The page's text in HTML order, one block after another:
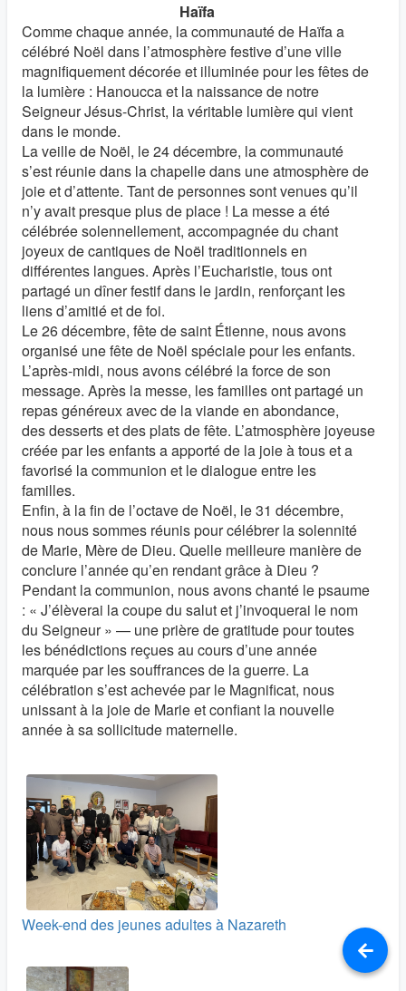
Haïfa
Comme chaque année, la communauté de Haïfa a
célébré Noël dans l’atmosphère festive d’une ville
magnifiquement décorée et illuminée pour les fêtes de
la lumière : Hanoucca et la naissance de notre
Seigneur Jésus-Christ, la véritable lumière qui vient
dans le monde.
La veille de Noël, le 24 décembre, la communauté
s’est réunie dans la chapelle dans une atmosphère de
joie et d’attente. Tant de personnes sont venues qu’il
n’y avait presque plus de place ! La messe a été
célébrée solennellement, accompagnée du chant
joyeux de cantiques de Noël traditionnels en
différentes langues. Après l’Eucharistie, tous ont
partagé un dîner festif dans le jardin, renforçant les
liens d’amitié et de foi.
Le 26 décembre, fête de saint Étienne, nous avons
organisé une fête de Noël spéciale pour les enfants.
L’après-midi, nous avons célébré la force de son
message. Après la messe, les familles ont partagé un
repas généreux avec de la viande en abondance,
des desserts et des plats de fête. L’atmosphère joyeuse
créée par les enfants a apporté de la joie à tous et a
favorisé la communion et le dialogue entre les
familles.
Enfin, à la fin de l’octave de Noël, le 31 décembre,
nous nous sommes réunis pour célébrer la solennité
de Marie, Mère de Dieu. Quelle meilleure manière de
conclure l’année qu’en rendant grâce à Dieu ?
Pendant la communion, nous avons chanté le psaume
: « J’élèverai la coupe du salut et j’invoquerai le nom
du Seigneur » — une prière de gratitude pour toutes
les bénédictions reçues au cours d’une année
marquée par les souffrances de la guerre. La
célébration s’est achevée par le Magnificat, nous
unissant à la joie de Marie et confiant la nouvelle
année à sa sollicitude maternelle.
Week-end des jeunes adultes à Nazareth